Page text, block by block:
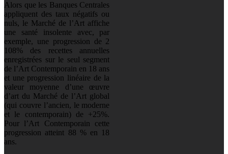
Alors que les Banques Centrales
appliquent des taux négatifs ou
nuls, le Marché de l’Art affiche
une santé insolente avec, par
exemple, une progression de 2
108% des recettes annuelles
enregistrées sur le seul segment
de l’Art Contemporain en 18 ans
et une progression linéaire de la
valeur moyenne d’une œuvre
d’art du Marché de l’Art global
(qui couvre l’ancien, le moderne
et le contemporain) de +25%.
Pour l’Art Contemporain cette
progression atteint 88 % en 18
ans.